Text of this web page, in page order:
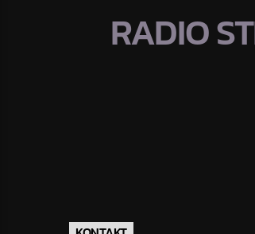
RADIO